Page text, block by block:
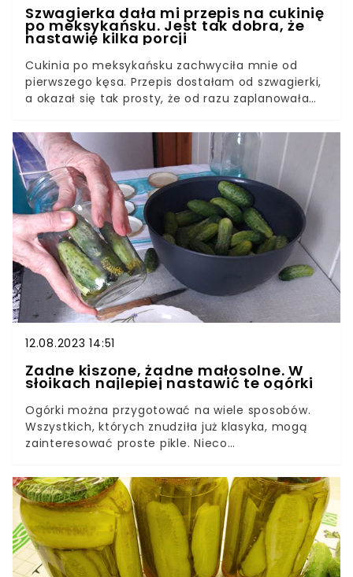
Szwagierka dała mi przepis na cukinię
po meksykańsku. Jest tak dobra, że
nastawię kilka porcji
Cukinia po meksykańsku zachwyciła mnie od
pierwszego kęsa. Przepis dostałam od szwagierki,
a okazał się tak prosty, że od razu zaplanowałam
12.08.2023 14:51
Żadne kiszone, żadne małosolne. W
słoikach najlepiej nastawić te ogórki
Ogórki można przygotować na wiele sposobów.
Wszystkich, których znudziła już klasyka, mogą
zainteresować proste pikle. Nieco
je jedynie z sezonowego warzywa. Są jednak
równie smaczne i naprawdę warto spróbować.